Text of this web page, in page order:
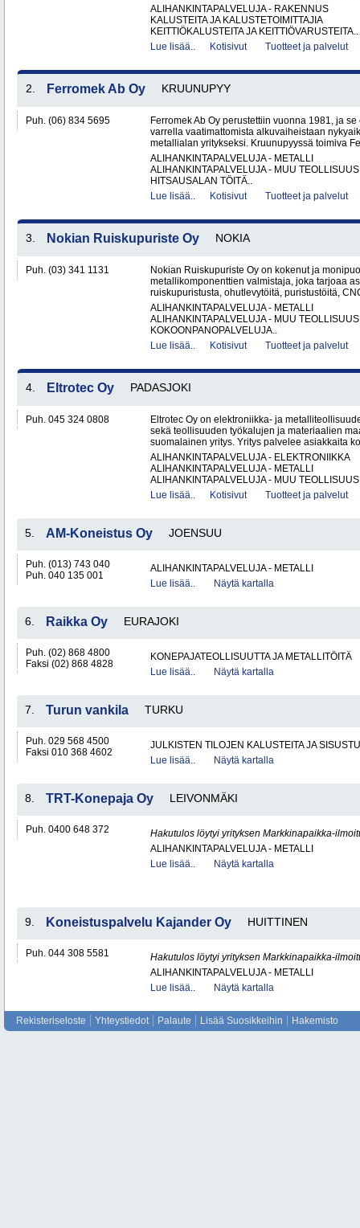
ALIHANKINTAPALVELUJA - RAKENNUS
KALUSTEITA JA KALUSTETOIMITTAJIA
KEITTIÖKALUSTEITA JA KEITTIÖVARUSTEITA..
Lue lisää..
Kotisivut Tuotteet ja palvelut
2. Ferromek Ab Oy KRUUNUPYY
Puh. (06) 834 5695
Ferromek Ab Oy perustettiin vuonna 1981, ja
varrella vaatimattomista alkuvaiheistaan
metallialan yritykseksi. Kruunupyyssä toimiva
ALIHANKINTAPALVELUJA - METALLI
ALIHANKINTAPALVELUJA - MUU TEOLLISUUS
HITSAUSALAN TÖITÄ..
Lue lisää..
Kotisivut Tuotteet ja palvelut
3. Nokian Ruiskupuriste Oy NOKIA
Puh. (03) 341 1131
Nokian Ruiskupuriste Oy on kokenut ja
metallikomponenttien valmistaja, joka tarjoaa
ruiskupuristusta, ohutlevytöitä, puristustöitä,
ALIHANKINTAPALVELUJA - METALLI
ALIHANKINTAPALVELUJA - MUU TEOLLISUUS
KOKOONPANOPALVELUJA..
Lue lisää..
Kotisivut Tuotteet ja palvelut
4. Eltrotec Oy PADASJOKI
Puh. 045 324 0808
Eltrotec Oy on elektroniikka- ja
sekä teollisuuden työkalujen ja materiaalien
suomalainen yritys. Yritys palvelee asiakkaita
ALIHANKINTAPALVELUJA - ELEKTRONIIKKA
ALIHANKINTAPALVELUJA - METALLI
ALIHANKINTAPALVELUJA - MUU
Lue lisää..
Kotisivut Tuotteet ja palvelut
5. AM-Koneistus Oy JOENSUU
Puh. (013) 743 040
Puh. 040 135 001
ALIHANKINTAPALVELUJA - METALLI
Lue lisää..
Näytä kartalla
6. Raikka Oy EURAJOKI
Puh. (02) 868 4800
Faksi (02) 868 4828
KONEPAJATEOLLISUUTTA JA METALLITÖITÄ
Lue lisää..
Näytä kartalla
7. Turun vankila TURKU
Puh. 029 568 4500
Faksi 010 368 4602
JULKISTEN TILOJEN KALUSTEITA JA
Lue lisää..
Näytä kartalla
8. TRT-Konepaja Oy LEIVONMÄKI
Puh. 0400 648 372
Hakutulos löytyi yrityksen Markkinapaikka-
ALIHANKINTAPALVELUJA - METALLI
Lue lisää..
Näytä kartalla
9. Koneistuspalvelu Kajander Oy HUITTINEN
Puh. 044 308 5581
Hakutulos löytyi yrityksen Markkinapaikka-
ALIHANKINTAPALVELUJA - METALLI
Lue lisää..
Näytä kartalla
Rekisteriseloste Yhteystiedot Palaute Lisää Suosikkeihin Hakemisto